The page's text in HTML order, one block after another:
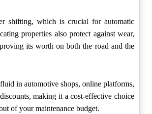
shifting, which is crucial for automatic
properties also protect against wear,
its worth on both the road and the
in automotive shops, online platforms,
making it a cost-effective choice
of your maintenance budget.